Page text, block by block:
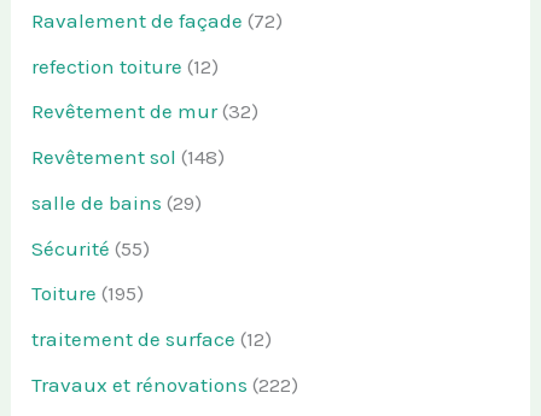
Ravalement de façade (72)
refection toiture (12)
Revêtement de mur(32)
Revêtement sol (148)
salle de bains (29)
Sécurité (55)
Toiture (195)
traitement de surface (12)
Travaux et rénovations (222)